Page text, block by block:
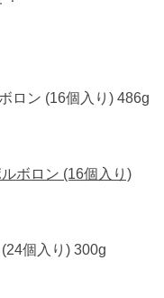
ロン (16個入り) 486g
ボロン (16個入り)
個入り) 300g